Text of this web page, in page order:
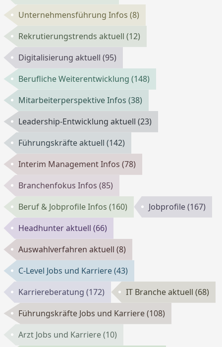
Unternehmensführung Infos(8)
Rekrutierungstrends aktuell(12)
Digitalisierung aktuell(95)
Berufliche Weiterentwicklung(148)
Mitarbeiterperspektive Infos(38)
Leadership-Entwicklung aktuell(23)
Führungskräfte aktuell(142)
Interim Management Infos(78)
Branchenfokus Infos(85)
Beruf & Jobprofile Infos(160) Jobprofile(167)
Headhunter aktuell(66)
Auswahlverfahren aktuell(8)
C-Level Jobs und Karriere(43)
Karriereberatung(172) IT Branche aktuell(68)
Führungskräfte Jobs und Karriere(108)
Arzt Jobs und Karriere(10)